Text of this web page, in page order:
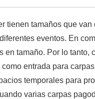
tienen tamaños que
eventos. En
en tamaño. Por lo tanto,
entrada para
temporales para
varias carpas